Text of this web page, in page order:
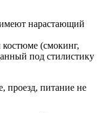
нарастающий
(смокинг,
под стилистику
проезд, питание не